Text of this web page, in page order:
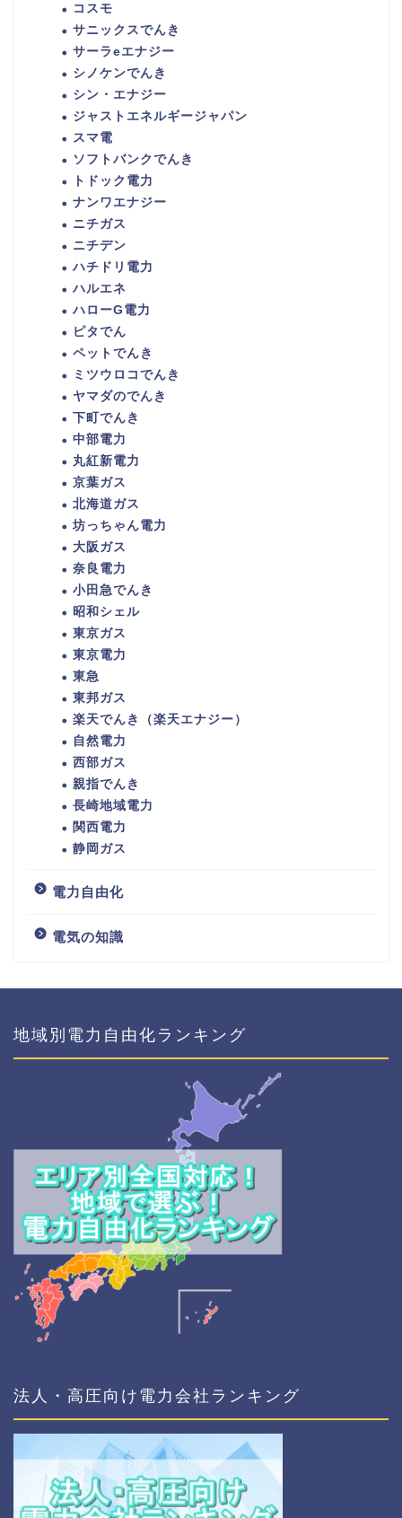
コスモ
サニックスでんき
サーラeエナジー
シノケンでんき
シン・エナジー
ジャストエネルギージャパン
スマ電
ソフトバンクでんき
トドック電力
ナンワエナジー
ニチガス
ニチデン
ハチドリ電力
ハルエネ
ハローG電力
ピタでん
ペットでんき
ミツウロコでんき
ヤマダのでんき
下町でんき
中部電力
丸紅新電力
京葉ガス
北海道ガス
坊っちゃん電力
大阪ガス
奈良電力
小田急でんき
昭和シェル
東京ガス
東京電力
東急
東邦ガス
楽天でんき（楽天エナジー）
自然電力
西部ガス
親指でんき
長崎地域電力
関西電力
静岡ガス
電力自由化
電気の知識
地域別電力自由化ランキング
法人・高圧向け電力会社ランキング